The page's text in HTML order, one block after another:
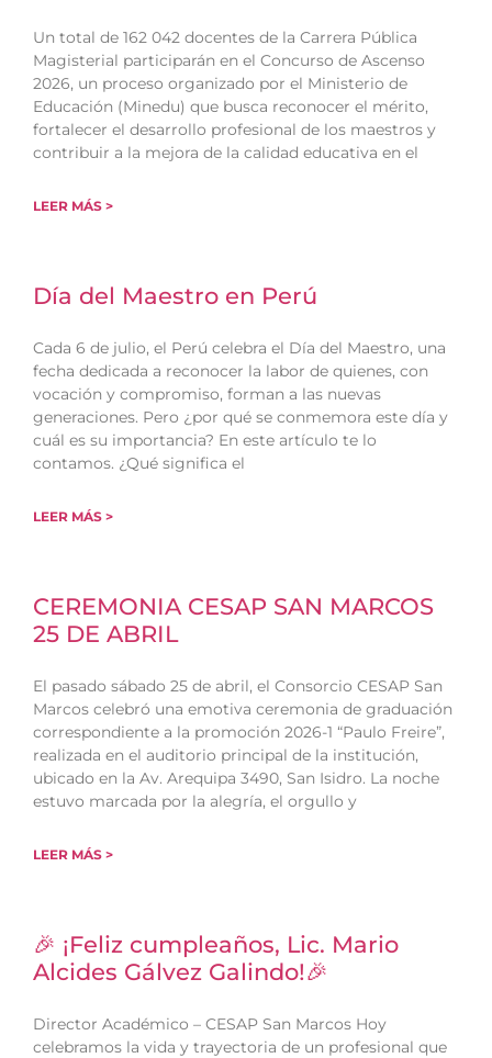
Un total de 162 042 docentes de la Carrera Pública
Magisterial participarán en el Concurso de Ascenso
2026, un proceso organizado por el Ministerio de
Educación (Minedu) que busca reconocer el mérito,
fortalecer el desarrollo profesional de los maestros y
contribuir a la mejora de la calidad educativa en el
LEER MÁS >
Día del Maestro en Perú
Cada 6 de julio, el Perú celebra el Día del Maestro, una
fecha dedicada a reconocer la labor de quienes, con
vocación y compromiso, forman a las nuevas
generaciones. Pero ¿por qué se conmemora este día y
cuál es su importancia? En este artículo te lo
contamos. ¿Qué significa el
LEER MÁS >
CEREMONIA CESAP SAN MARCOS
25 DE ABRIL
El pasado sábado 25 de abril, el Consorcio CESAP San
Marcos celebró una emotiva ceremonia de graduación
correspondiente a la promoción 2026-1 “Paulo Freire”,
realizada en el auditorio principal de la institución,
ubicado en la Av. Arequipa 3490, San Isidro. La noche
estuvo marcada por la alegría, el orgullo y
LEER MÁS >
🎉 ¡Feliz cumpleaños, Lic. Mario
Alcides Gálvez Galindo!🎉
Director Académico – CESAP San Marcos Hoy
celebramos la vida y trayectoria de un profesional que